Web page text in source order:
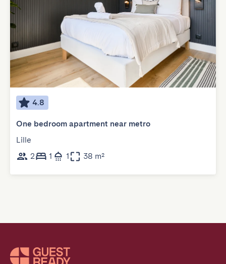
4.8
One bedroom apartment near metro
Lille
2
1 1 38 m²